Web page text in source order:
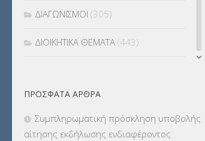
ΔΙΑΓΩΝΙΣΜΟΙ (305)
ΔΙΟΙΚΗΤΙΚΑ ΘΕΜΑΤΑ (443)
ΕΚΔΡΟΜΕΣ(7.354)
ΕΚΠΑΙΔΕΥΤΙΚΑ ΘΕΜΑΤΑ (2.824)
ΠΡΌΣΦΑΤΑ ΆΡΘΡΑ
Συμπληρωματική πρόσκληση υποβολής
αίτησης εκδήλωσης ενδιαφέροντος